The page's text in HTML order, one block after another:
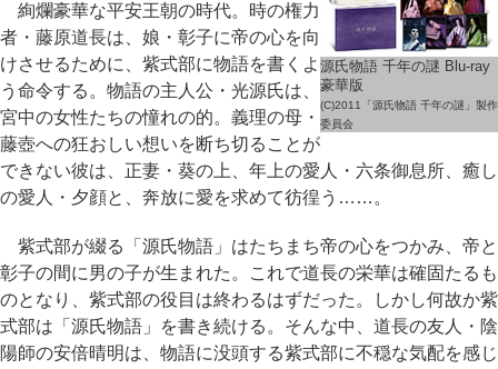
源氏物語 千年の謎 Blu-ray
豪華版
(C)2011「源氏物語 千年の謎」製作
委員会
絢爛豪華な平安王朝の時代。時の権力
者・藤原道長は、娘・彰子に帝の心を向
けさせるために、紫式部に物語を書くよ
う命令する。物語の主人公・光源氏は、
宮中の女性たちの憧れの的。義理の母・
藤壺への狂おしい想いを断ち切ることが
できない彼は、正妻・葵の上、年上の愛人・六条御息所、癒し
の愛人・夕顔と、奔放に愛を求めて彷徨う……。
紫式部が綴る「源氏物語」はたちまち帝の心をつかみ、帝と
彰子の間に男の子が生まれた。これで道長の栄華は確固たるも
のとなり、紫式部の役目は終わるはずだった。しかし何故か紫
式部は「源氏物語」を書き続ける。そんな中、道長の友人・陰
陽師の安倍晴明は、物語に没頭する紫式部に不穏な気配を感じ